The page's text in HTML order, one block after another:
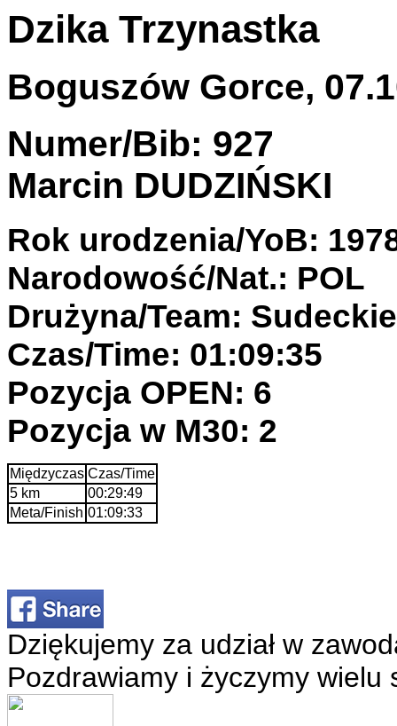
Dzika Trzynastka
Boguszów Gorce,
Numer/Bib: 927
Marcin DUDZIŃSKI
Rok urodzenia/YoB:
Narodowość/Nat.: POL
Drużyna/Team:
Czas/Time: 01:09:35
Pozycja OPEN: 6
Pozycja w M30: 2
Międzyczas Czas/Time
5 km
00:29:49
Meta/Finish 01:09:33
Dziękujemy za udział w
Pozdrawiamy i życzymy wielu